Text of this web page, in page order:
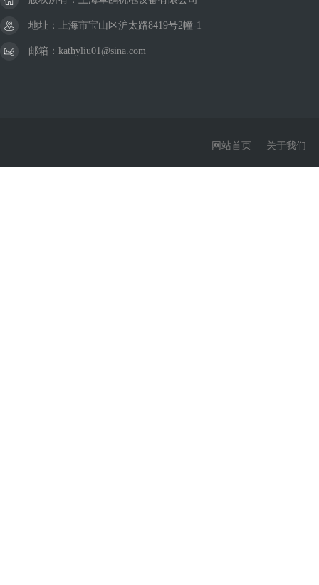
地址：上海市宝山区沪太路8419号2幢-1
邮箱：kathyliu01@sina.com
网站首页 关于我们